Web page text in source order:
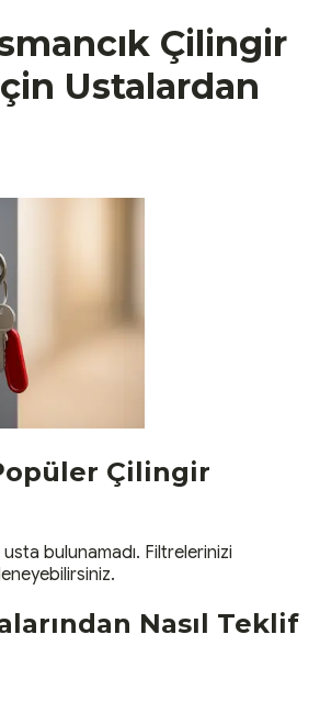
Çilingir
Ustalardan
Çilingir
bulunamadı. Filtrelerinizi
Nasıl Teklif